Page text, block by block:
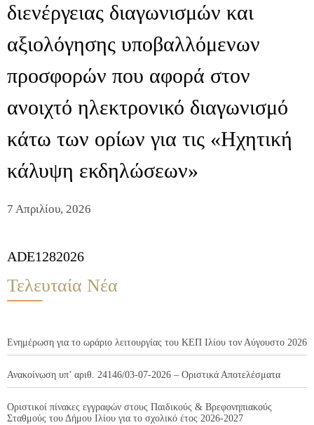
διενέργειας διαγωνισμών και
αξιολόγησης υποβαλλόμενων
προσφορών που αφορά στον
ανοιχτό ηλεκτρονικό διαγωνισμό
κάτω των ορίων για τις «Ηχητική
κάλυψη εκδηλώσεων»
7 Απριλίου, 2026
ADE1282026
Τελευταία Νέα
Ενημέρωση για το ωράριο λειτουργίας του ΚΕΠ Ιλίου τον Αύγουστο 2026
Ανακοίνωση υπ’ αριθ. 24146/03-07-2026 – Οριστικά Αποτελέσματα
Οριστικοί πίνακες εγγραφών στους Παιδικούς & Βρεφονηπιακούς
Σταθμούς του Δήμου Ιλίου για το σχολικό έτος 2026-2027